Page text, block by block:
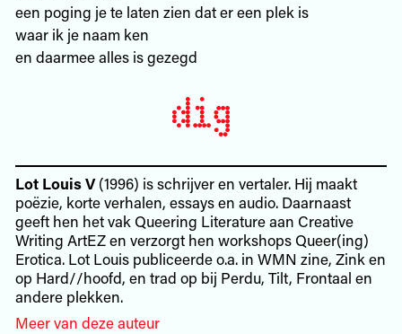
een poging je te laten zien dat er een plek is
waar ik je naam ken
en daarmee alles is gezegd
Lot Louis V(1996) is schrijver en vertaler. Hij maakt
poëzie, korte verhalen, essays en audio. Daarnaast
geeft hen het vak Queering Literature aan Creative
Writing ArtEZ en verzorgt hen workshops Queer(ing)
Erotica. Lot Louis publiceerde o.a. in WMN zine, Zink en
op Hard//hoofd, en trad op bij Perdu, Tilt, Frontaal en
andere plekken.
Meer van deze auteur